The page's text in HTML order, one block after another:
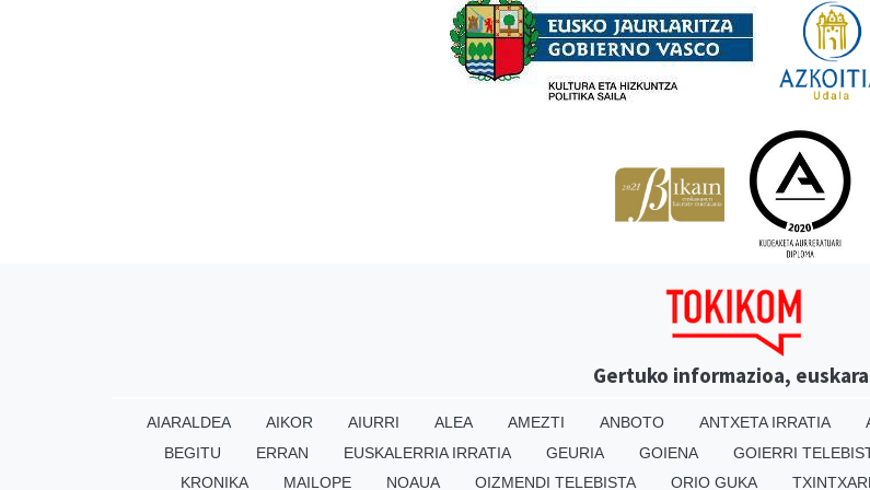
Gertuko informazioa,
AIARALDEA AIKOR AIURRI ALEA AMEZTI ANBOTO ANTXETA IRRATIA
BEGITU
ERRAN EUSKALERRIA IRRATIA GEURIA GOIENA GOIERRI
KRONIKA
MAILOPE NOAUA OIZMENDI TELEBISTA ORIO GUKA